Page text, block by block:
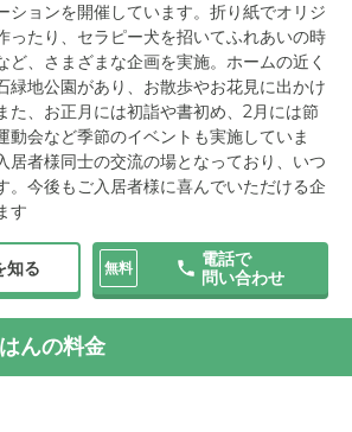
ションを開催しています。折り紙でオリジ
ったり、セラピー犬を招いてふれあいの時
ど、さまざまな企画を実施。ホームの近く
緑地公園があり、お散歩やお花見に出かけ
た、お正月には初詣や書初め、2月には節
動会など季節のイベントも実施していま
居者様同士の交流の場となっており、いつ
。今後もご入居者様に喜んでいただける企
す
知る 無料
電話で
問い合わせ
んの料金